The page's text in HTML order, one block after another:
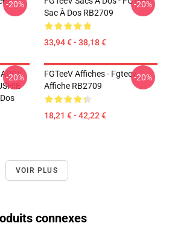
-20%
Sac À Dos RB2709
33,94 € - 38,18 €
-20%
-20%
FGTeeV Affiches - Fgteev
Affiche RB2709
18,21 € - 42,22 €
-20%
VOIR PLUS
connexes